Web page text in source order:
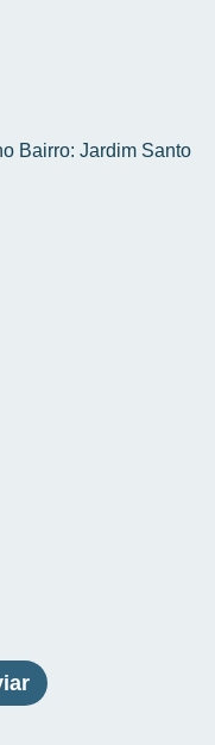
Bairro: Jardim Santo